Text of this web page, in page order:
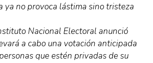
ya no provoca lástima sino tristeza
Nacional Electoral anunció
a cabo una votación anticipada
que estén privadas de su